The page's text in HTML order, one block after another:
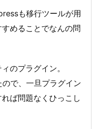
も移行ツールが用
めることでなんの問
ィのプラグイン。
ので、一旦プラグイン
ば問題なくひっこし